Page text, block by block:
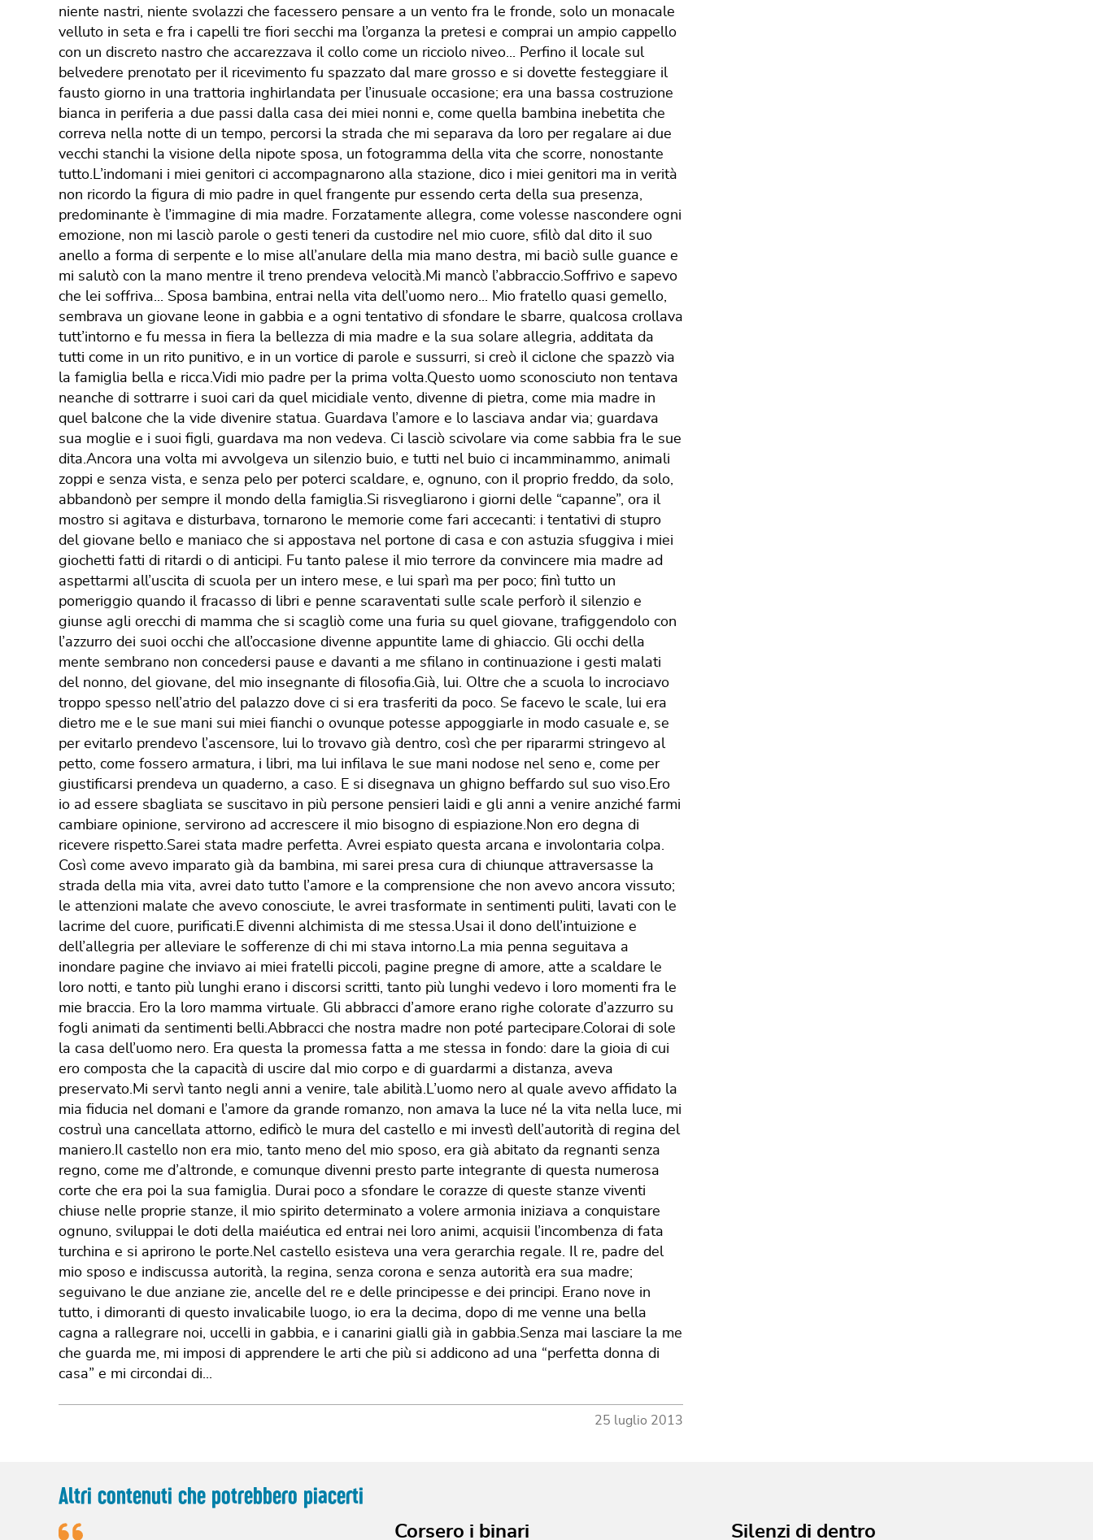
niente nastri, niente svolazzi che facessero pensare a un vento fra le fronde, solo un monacale
velluto in seta e fra i capelli tre fiori secchi ma l’organza la pretesi e comprai un ampio cappello
con un discreto nastro che accarezzava il collo come un ricciolo niveo... Perfino il locale sul
belvedere prenotato per il ricevimento fu spazzato dal mare grosso e si dovette festeggiare il
fausto giorno in una trattoria inghirlandata per l’inusuale occasione; era una bassa costruzione
bianca in periferia a due passi dalla casa dei miei nonni e, come quella bambina inebetita che
correva nella notte di un tempo, percorsi la strada che mi separava da loro per regalare ai due
vecchi stanchi la visione della nipote sposa, un fotogramma della vita che scorre, nonostante
tutto.L’indomani i miei genitori ci accompagnarono alla stazione, dico i miei genitori ma in verità
non ricordo la figura di mio padre in quel frangente pur essendo certa della sua presenza,
predominante è l’immagine di mia madre. Forzatamente allegra, come volesse nascondere ogni
emozione, non mi lasciò parole o gesti teneri da custodire nel mio cuore, sfilò dal dito il suo
anello a forma di serpente e lo mise all’anulare della mia mano destra, mi baciò sulle guance e
mi salutò con la mano mentre il treno prendeva velocità.Mi mancò l’abbraccio.Soffrivo e sapevo
che lei soffriva... Sposa bambina, entrai nella vita dell’uomo nero... Mio fratello quasi gemello,
sembrava un giovane leone in gabbia e a ogni tentativo di sfondare le sbarre, qualcosa crollava
tutt’intorno e fu messa in fiera la bellezza di mia madre e la sua solare allegria, additata da
tutti come in un rito punitivo, e in un vortice di parole e sussurri, si creò il ciclone che spazzò via
la famiglia bella e ricca.Vidi mio padre per la prima volta.Questo uomo sconosciuto non tentava
neanche di sottrarre i suoi cari da quel micidiale vento, divenne di pietra, come mia madre in
quel balcone che la vide divenire statua. Guardava l’amore e lo lasciava andar via; guardava
sua moglie e i suoi figli, guardava ma non vedeva. Ci lasciò scivolare via come sabbia fra le sue
dita.Ancora una volta mi avvolgeva un silenzio buio, e tutti nel buio ci incamminammo, animali
zoppi e senza vista, e senza pelo per poterci scaldare, e, ognuno, con il proprio freddo, da solo,
abbandonò per sempre il mondo della famiglia.Si risvegliarono i giorni delle “capanne”, ora il
mostro si agitava e disturbava, tornarono le memorie come fari accecanti: i tentativi di stupro
del giovane bello e maniaco che si appostava nel portone di casa e con astuzia sfuggiva i miei
giochetti fatti di ritardi o di anticipi. Fu tanto palese il mio terrore da convincere mia madre ad
aspettarmi all’uscita di scuola per un intero mese, e lui sparì ma per poco; finì tutto un
pomeriggio quando il fracasso di libri e penne scaraventati sulle scale perforò il silenzio e
giunse agli orecchi di mamma che si scagliò come una furia su quel giovane, trafiggendolo con
l’azzurro dei suoi occhi che all’occasione divenne appuntite lame di ghiaccio. Gli occhi della
mente sembrano non concedersi pause e davanti a me sfilano in continuazione i gesti malati
del nonno, del giovane, del mio insegnante di filosofia.Già, lui. Oltre che a scuola lo incrociavo
troppo spesso nell’atrio del palazzo dove ci si era trasferiti da poco. Se facevo le scale, lui era
dietro me e le sue mani sui miei fianchi o ovunque potesse appoggiarle in modo casuale e, se
per evitarlo prendevo l’ascensore, lui lo trovavo già dentro, così che per ripararmi stringevo al
petto, come fossero armatura, i libri, ma lui infilava le sue mani nodose nel seno e, come per
giustificarsi prendeva un quaderno, a caso. E si disegnava un ghigno beffardo sul suo viso.Ero
io ad essere sbagliata se suscitavo in più persone pensieri laidi e gli anni a venire anziché farmi
cambiare opinione, servirono ad accrescere il mio bisogno di espiazione.Non ero degna di
ricevere rispetto.Sarei stata madre perfetta. Avrei espiato questa arcana e involontaria colpa.
Così come avevo imparato già da bambina, mi sarei presa cura di chiunque attraversasse la
strada della mia vita, avrei dato tutto l’amore e la comprensione che non avevo ancora vissuto;
le attenzioni malate che avevo conosciute, le avrei trasformate in sentimenti puliti, lavati con le
lacrime del cuore, purificati.E divenni alchimista di me stessa.Usai il dono dell’intuizione e
dell’allegria per alleviare le sofferenze di chi mi stava intorno.La mia penna seguitava a
inondare pagine che inviavo ai miei fratelli piccoli, pagine pregne di amore, atte a scaldare le
loro notti, e tanto più lunghi erano i discorsi scritti, tanto più lunghi vedevo i loro momenti fra le
mie braccia. Ero la loro mamma virtuale. Gli abbracci d’amore erano righe colorate d’azzurro su
fogli animati da sentimenti belli.Abbracci che nostra madre non poté partecipare.Colorai di sole
la casa dell’uomo nero. Era questa la promessa fatta a me stessa in fondo: dare la gioia di cui
ero composta che la capacità di uscire dal mio corpo e di guardarmi a distanza, aveva
preservato.Mi servì tanto negli anni a venire, tale abilità.L’uomo nero al quale avevo affidato la
mia fiducia nel domani e l’amore da grande romanzo, non amava la luce né la vita nella luce, mi
costruì una cancellata attorno, edificò le mura del castello e mi investì dell’autorità di regina del
maniero.Il castello non era mio, tanto meno del mio sposo, era già abitato da regnanti senza
regno, come me d’altronde, e comunque divenni presto parte integrante di questa numerosa
corte che era poi la sua famiglia. Durai poco a sfondare le corazze di queste stanze viventi
chiuse nelle proprie stanze, il mio spirito determinato a volere armonia iniziava a conquistare
ognuno, sviluppai le doti della maiéutica ed entrai nei loro animi, acquisii l’incombenza di fata
turchina e si aprirono le porte.Nel castello esisteva una vera gerarchia regale. Il re, padre del
mio sposo e indiscussa autorità, la regina, senza corona e senza autorità era sua madre;
seguivano le due anziane zie, ancelle del re e delle principesse e dei principi. Erano nove in
tutto, i dimoranti di questo invalicabile luogo, io era la decima, dopo di me venne una bella
cagna a rallegrare noi, uccelli in gabbia, e i canarini gialli già in gabbia.Senza mai lasciare la me
che guarda me, mi imposi di apprendere le arti che più si addicono ad una “perfetta donna di
casa” e mi circondai di...
25 luglio 2013
Altri contenuti che potrebbero piacerti
Corsero i binari Silenzi di dentro